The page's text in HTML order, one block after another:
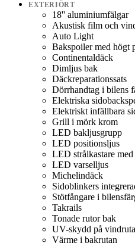
EXTERIÖRT
18'' aluminiumfälgar
Akustisk film och
Auto Light
Bakspoiler med högt
Continentaldäck
Dimljus bak
Däckreparationssats
Dörrhandtag i bilens
Elektriska
Elektriskt infällbara
Grill i mörk krom
LED bakljusgrupp
LED positionsljus
LED strålkastare
LED varselljus
Michelindäck
Sidoblinkers
Stötfångare i
Takrails
Tonade rutor bak
UV-skydd på
Värme i bakrutan